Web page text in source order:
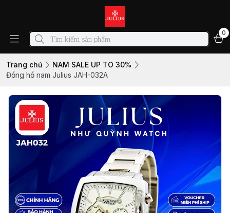
0
Trang chủ
NAM SALE UP TO 30%
Đồng hồ nam Julius JAH-032A